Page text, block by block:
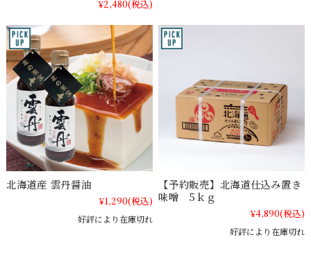
¥2,480(税込)
北海道産 雲丹醤油
¥1,290(税込)
好評により在庫切れ
【予約販売】北海道仕込み置き
味噌 5ｋｇ
¥4,890(税込)
好評により在庫切れ